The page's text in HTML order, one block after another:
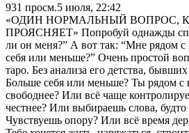
931 просм.5 июля, 22:42
«ОДИН НОРМАЛЬНЫЙ ВОПРОС,
ПРОЯСНЯЕТ» Попробуй однажды
ли он меня?” А вот так: “Мне рядом
себя или меньше?” Очень простой
таро. Без анализа его детства,
Больше себя или меньше? Ты рядом с
свободнее? Или всё чаще
честнее? Или выбираешь слова,
Чувствуешь опору? Или всё время